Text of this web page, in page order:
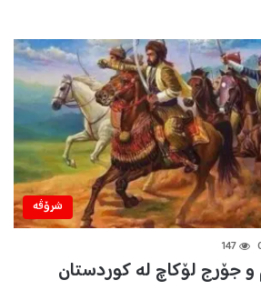
شرۆڤه‌
147
جۆرج لۆکاچ لە کوردستان